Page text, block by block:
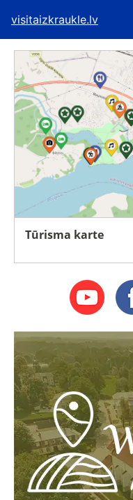
visitaizkraukle.lv
Tūrisma karte